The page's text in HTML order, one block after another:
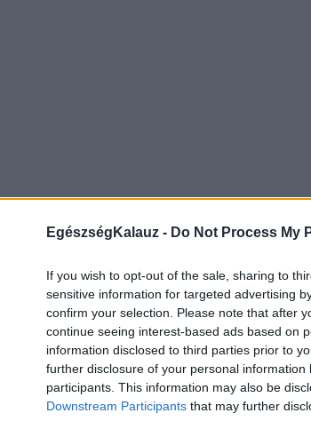
EgészségKalauz - Do Not Process My
If you wish to opt-out of the sale, sharing to
sensitive information for targeted advertising
confirm your selection. Please note that after
continue seeing interest-based ads based on
information disclosed to third parties prior to
further disclosure of your personal information
participants. This information may also be
Downstream Participants that may further